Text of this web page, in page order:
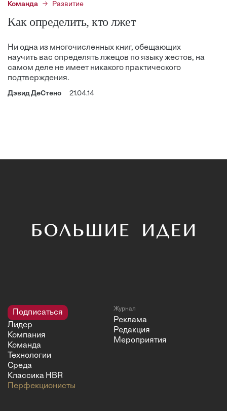
Команда Развитие
Как определить, кто лжет
Ни одна из многочисленных книг, обещающих
научить вас определять лжецов по языку жестов, на
самом деле не имеет никакого практического
подтверждения.
Дэвид ДеСтено 21.04.14
Подписаться
Лидер
Компания
Команда
Технологии
Среда
Классика HBR
Перфекционисты
Журнал
Реклама
Редакция
Мероприятия